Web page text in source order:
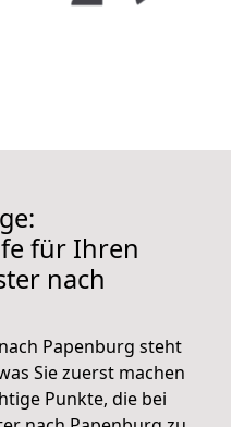
für Ihren
nach
Papenburg steht
Sie zuerst machen
Punkte, die bei